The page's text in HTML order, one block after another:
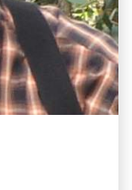
ΕΡΓΑΣΤΗΡΙΟ
Ζώων